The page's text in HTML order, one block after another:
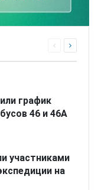
график
46 и 46А
участниками
на